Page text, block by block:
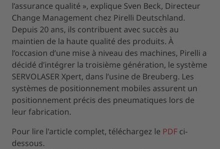
l’assurance qualité », explique Sven Beck, Directeur
Change Management chez Pirelli Deutschland.
Depuis 20 ans, ils contribuent avec succès au
maintien de la haute qualité des produits. À
l’occasion d’une mise à niveau des machines, Pirelli a
décidé d’intégrer la troisième génération, le système
SERVOLASER Xpert, dans l’usine de Breuberg. Les
systèmes de positionnement mobiles assurent un
positionnement précis des pneumatiques lors de
leur fabrication.
Pour lire l'article complet, téléchargez le PDF ci-
dessous.